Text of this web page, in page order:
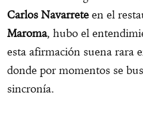
Carlos Navarrete en el
Maroma, hubo el
esta afirmación suena rara
donde por momentos se
sincronía.